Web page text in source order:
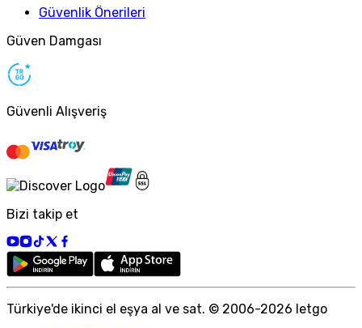
Güvenlik Önerileri
Güven Damgası
Güvenli Alışveriş
Bizi takip et
Türkiye'de ikinci el eşya al ve sat. © 2006-2026 letgo